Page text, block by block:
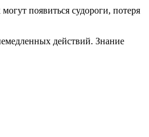
появиться судороги, потеря
действий. Знание